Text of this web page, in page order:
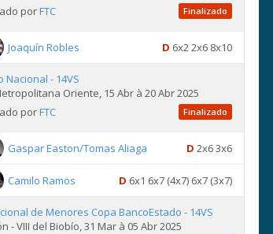
porFTC Finalizado
Joaquín Robles D 6x2 2x6 8x10
Nacional - 14VS
Oriente, 15 Abr à 20 Abr 2025
porFTC Finalizado
Gaspar Easton/Tomas Aliaga D 2x6 3x6
Camilo Ramos D 6x1 6x7 (4x7) 6x7 (3x7)
de Menores Copa BancoEstado - 14VS
- VIII del Biobío, 31 Mar à 05 Abr 2025